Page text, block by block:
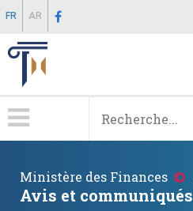
au
contenu
principal
FR AR
Principale
Fil
d'Ariane
Ministère des Finances
Avis et communiqués